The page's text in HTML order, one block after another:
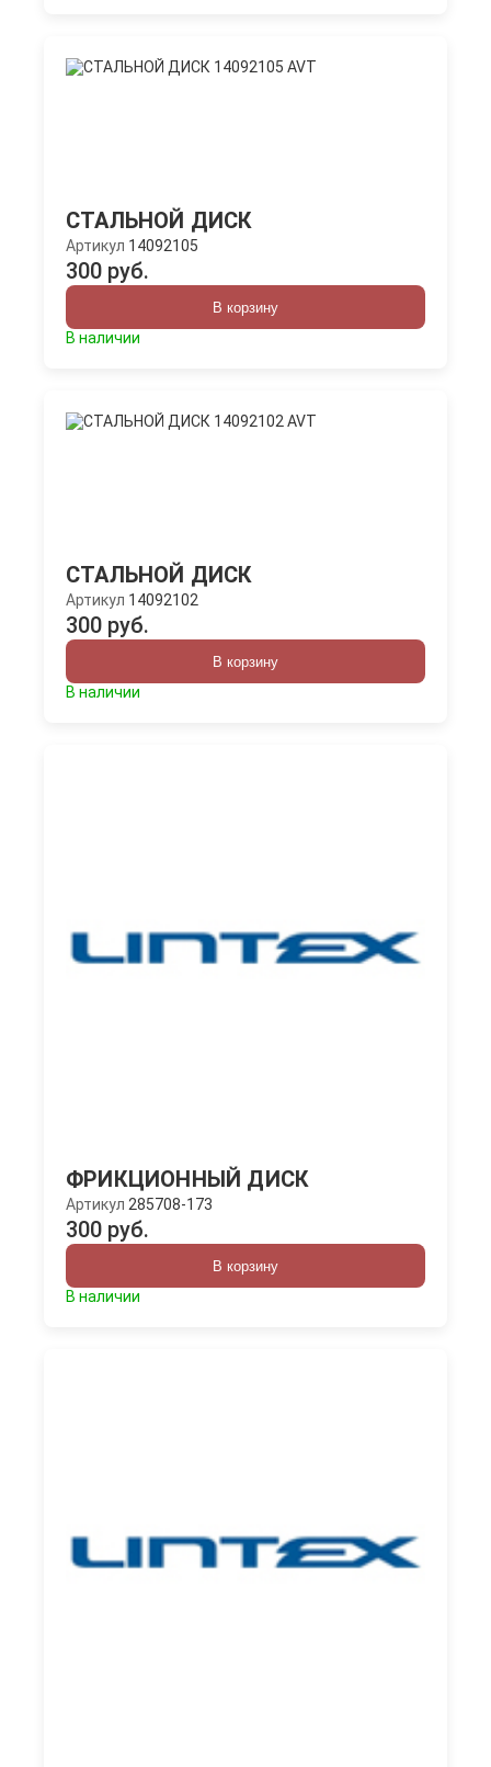
СТАЛЬНОЙ ДИСК
Артикул 14092105
300 руб.
В корзину
В наличии
СТАЛЬНОЙ ДИСК
Артикул 14092102
300 руб.
В корзину
В наличии
ФРИКЦИОННЫЙ ДИСК
Артикул 285708-173
300 руб.
В корзину
В наличии